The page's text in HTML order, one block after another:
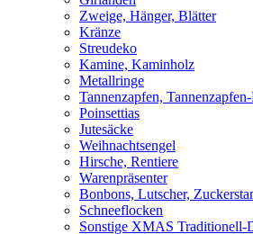
Zweige, Hänger, Blätter
Kränze
Streudeko
Kamine, Kaminholz
Metallringe
Tannenzapfen,
Poinsettias
Jutesäcke
Weihnachtsengel
Hirsche, Rentiere
Warenpräsenter
Bonbons, Lutscher,
Schneeflocken
Sonstige XMAS Traditionell-